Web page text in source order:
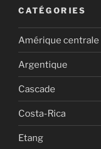
CATÉGORIES
Amérique centrale
Argentique
Cascade
Costa-Rica
Etang